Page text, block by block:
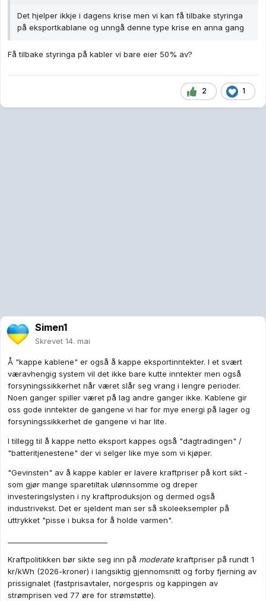
Det hjelper ikkje i dagens krise men vi kan få tilbake styringa
på eksportkablane og unngå denne type krise en anna gang
Få tilbake styringa på kabler vi bare eier 50% av?
2 1
Simen1
Skrevet 14. mai
Å "kappe kablene" er også å kappe eksportinntekter. I et svært
væravhengig system vil det ikke bare kutte inntekter men også
forsyningssikkerhet når været slår seg vrang i lengre perioder.
Noen ganger spiller været på lag andre ganger ikke. Kablene gir
oss gode inntekter de gangene vi har for mye energi på lager og
forsyningssikkerhet de gangene vi har lite.
I tillegg til å kappe netto eksport kappes også "dagtradingen" /
"batteritjenestene" der vi selger like mye som vi kjøper.
"Gevinsten" av å kappe kabler er lavere kraftpriser på kort sikt -
som gjør mange sparetiltak ulønnsomme og dreper
investeringslysten i ny kraftproduksjon og dermed også
industrivekst. Det er sjeldent man ser så skoleeksempler på
uttrykket "pisse i buksa for å holde varmen".
Kraftpolitikken bør sikte seg inn på moderate kraftpriser på rundt 1
kr/kWh (2026-kroner) i langsiktig gjennomsnitt og forby fjerning av
prissignalet (fastprisavtaler, norgespris og kappingen av
strømprisen ved 77 øre for strømstøtte).